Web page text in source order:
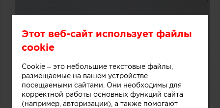
Этот веб-сайт использует файлы
cookie
Cookie – это небольшие текстовые файлы,
размещаемые на вашем устройстве
посещаемыми сайтами. Они необходимы для
корректной работы основных функций сайта
(например, авторизации), а также помогают